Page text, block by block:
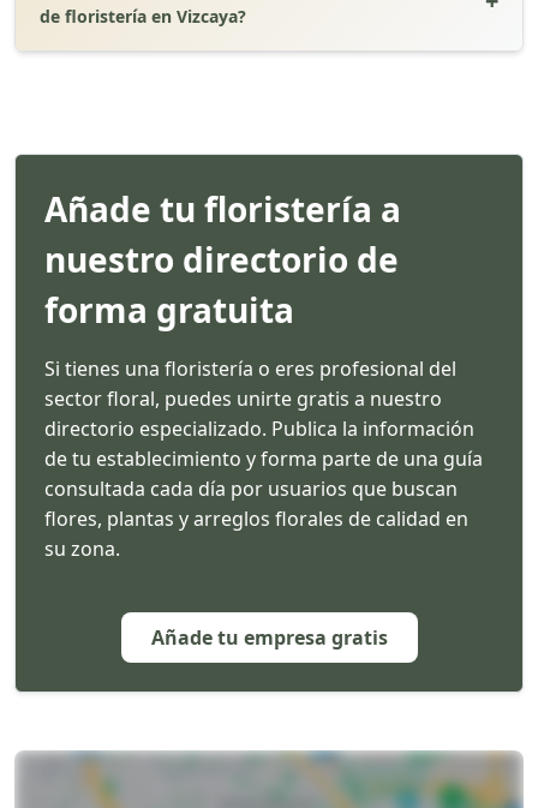
de floristería en Vizcaya?
Añade tu floristería a
nuestro directorio de
forma gratuita
Si tienes una floristería o eres profesional del
sector floral, puedes unirte gratis a nuestro
directorio especializado. Publica la información
de tu establecimiento y forma parte de una guía
consultada cada día por usuarios que buscan
flores, plantas y arreglos florales de calidad en
su zona.
Añade tu empresa gratis